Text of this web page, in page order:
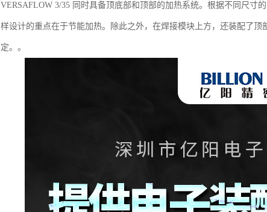
VERSAFLOW 3/35 同时具备顶底部和顶部的加热系统。根据不同尺寸
样设计的重点在于节能加热。除此之外，在焊接模块上方，还装配了
定。。